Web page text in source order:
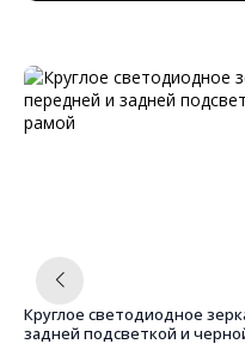
Круглое светодиодное
задней подсветкой и